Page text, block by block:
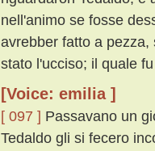
nell'animo se fosse
avrebber fatto a
stato l'ucciso; il quale
[Voice: emilia ]
[ 097 ] Passavano un
Tedaldo gli si fecero